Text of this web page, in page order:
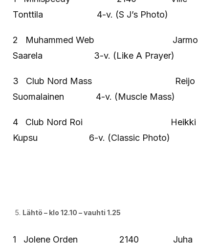
Tonttila 4-v. (S J’s Photo)
2 Muhammed Web Jarmo
Saarela 3-v. (Like A Prayer)
3 Club Nord Mass Reijo
Suomalainen 4-v. (Muscle Mass)
4 Club Nord Roi Heikki
Kupsu 6-v. (Classic Photo)
Lähtö – klo 12.10 – vauhti 1.25
1 Jolene Orden 2140 Juha